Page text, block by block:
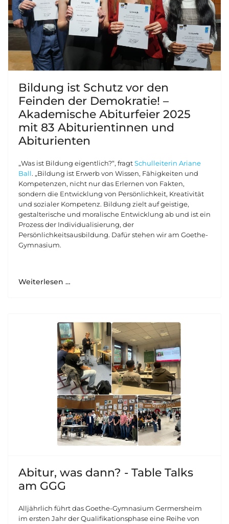
Bildung ist Schutz vor den
Feinden der Demokratie! –
Akademische Abiturfeier 2025
mit 83 Abiturientinnen und
Abiturienten
„Was ist Bildung eigentlich?“, fragtSchulleiterin Ariane
Ball. „Bildung ist Erwerb von Wissen, Fähigkeiten und
Kompetenzen, nicht nur das Erlernen von Fakten,
sondern die Entwicklung von Persönlichkeit, Kreativität
und sozialer Kompetenz. Bildung zielt auf geistige,
gestalterische und moralische Entwicklung ab und ist ein
Prozess der Individualisierung, der
Persönlichkeitsausbildung. Dafür stehen wir am Goethe-
Gymnasium.
Weiterlesen …
Abitur, was dann? - Table Talks
am GGG
Alljährlich führt das Goethe-Gymnasium Germersheim
im ersten Jahr der Qualifikationsphase eine Reihe von